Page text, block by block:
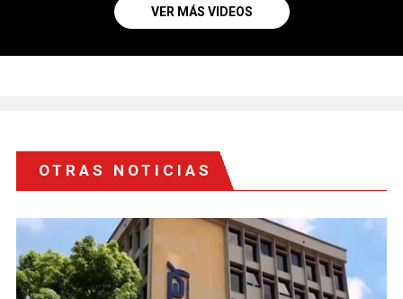
VER MÁS VIDEOS
OTRAS NOTICIAS